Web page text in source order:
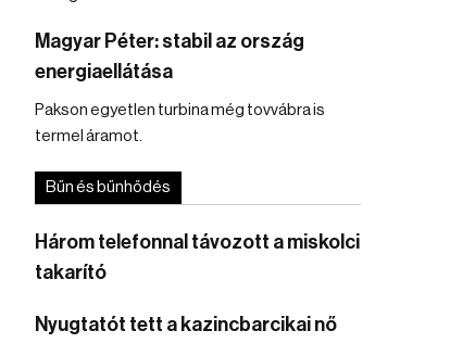
Magyar Péter: stabil az ország
energiaellátása
Pakson egyetlen turbina még tovvábra is
termel áramot.
Bűn és bűnhődés
Három telefonnal távozott a miskolci
takarító
Nyugtatót tett a kazincbarcikai nő